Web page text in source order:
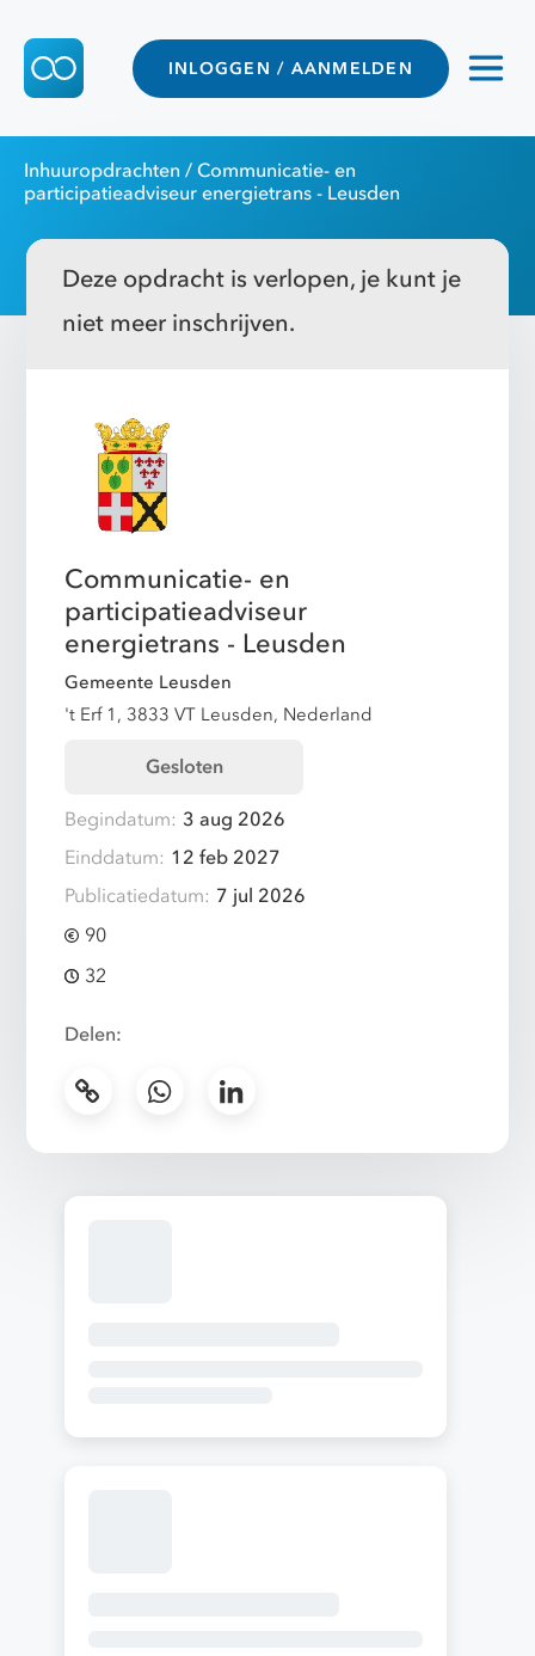
INLOGGEN / AANMELDEN
Inhuuropdrachten / Communicatie- en
participatieadviseur energietrans - Leusden
Deze opdracht is verlopen, je kunt je
niet meer inschrijven.
Communicatie- en
participatieadviseur
energietrans - Leusden
Gemeente Leusden
't Erf 1, 3833 VT Leusden, Nederland
Gesloten
Begindatum: 3 aug 2026
Einddatum: 12 feb 2027
Publicatiedatum: 7 jul 2026
90
32
Delen: